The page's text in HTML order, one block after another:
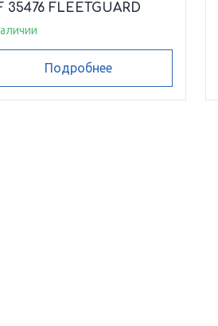
35476 FLEETGUARD
Подробнее